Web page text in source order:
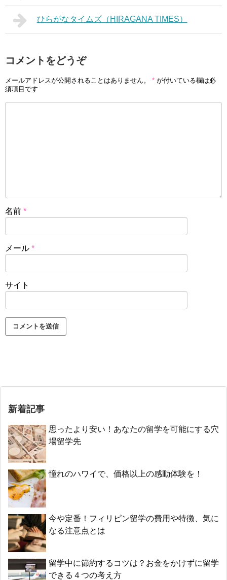
ひらがなタイムズ（HIRAGANA TIMES）
コメントをどうぞ
メールアドレスが公開されることはありません。 * が付いている欄は必
須項目です
名前 *
メール *
サイト
新着記事
思ったより安い！あなたの留学を可能にする穴
場留学先
憧れのハワイで、価格以上の感動体験を！
今や定番！フィリピン留学の費用や特徴、気に
なる注意点とは
留学中に節約するコツは？お金をかけずに留学
できる４つの考え方